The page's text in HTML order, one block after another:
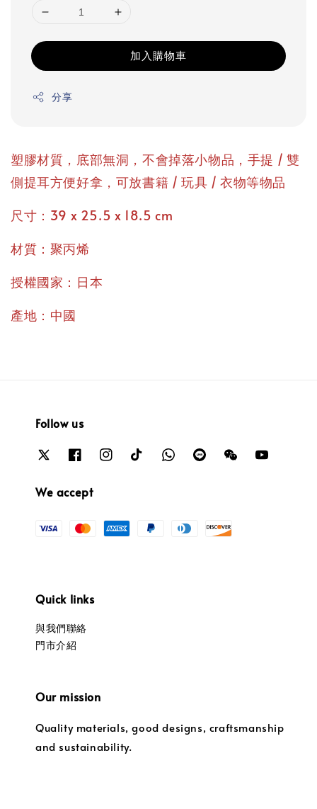
加入購物車
分享
塑膠材質，底部無洞，不會掉落小物品，手提 / 雙
側提耳方便好拿，可放書籍 / 玩具 / 衣物等物品
尺寸：39 x 25.5 x 18.5 cm
材質：聚丙烯
授權國家：日本
產地：中國
Follow us
We accept
Quick links
與我們聯絡
門市介紹
Our mission
Quality materials, good designs, craftsmanship
and sustainability.